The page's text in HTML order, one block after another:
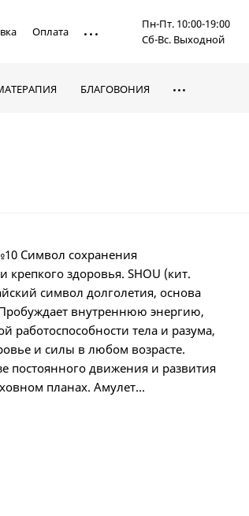
Оплата
Пн-Пт. 10:00-19:00
Сб-Вс. Выходной
БЛАГОВОНИЯ
Символ сохранения
крепкого здоровья. SHOU (кит.
символ долголетия, основа
внутреннюю энергию,
работоспособности тела и разума,
и силы в любом возрасте.
постоянного движения и развития
планах. Амулет...